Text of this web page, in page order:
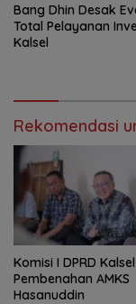
‎Bang Dhin Desak
Total Pelayanan
Kalsel
Rekomendasi
Komisi I DPRD
Pembenahan AMKS
Hasanuddin